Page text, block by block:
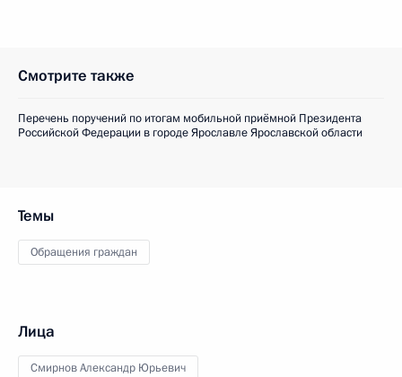
Смотрите также
Перечень поручений по итогам мобильной приёмной Президента
Российской Федерации в городе Ярославле Ярославской области
Темы
Обращения граждан
Лица
Смирнов Александр Юрьевич